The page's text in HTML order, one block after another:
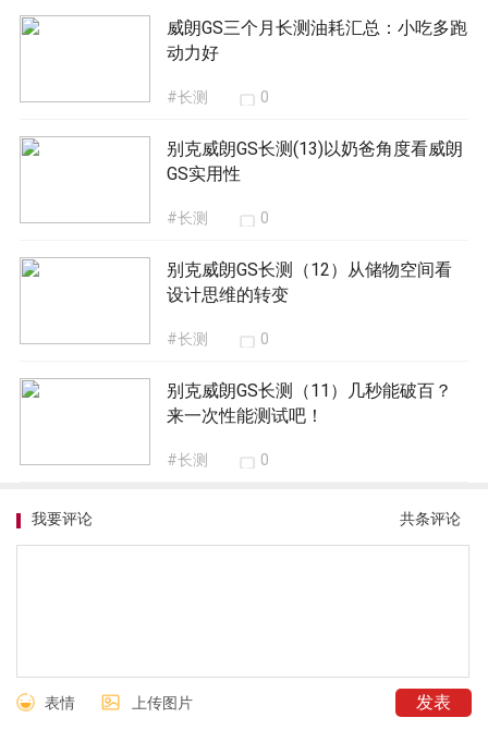
威朗GS三个月长测油耗汇总：小吃多跑
动力好
#长测 0
别克威朗GS长测(13)以奶爸角度看威朗
GS实用性
#长测 0
别克威朗GS长测（12）从储物空间看
设计思维的转变
#长测 0
别克威朗GS长测（11）几秒能破百？
来一次性能测试吧！
#长测 0
共条评论
我要评论
表情 上传图片